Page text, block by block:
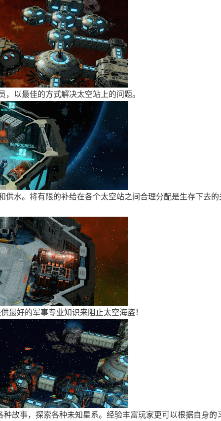
以最佳的方式解决太空站上的问题。
水。将有限的补给在各个太空站之间合理分配是生存下去的
最好的军事专业知识来阻止太空海盗！
故事，探索各种未知星系。经验丰富玩家更可以根据自身的